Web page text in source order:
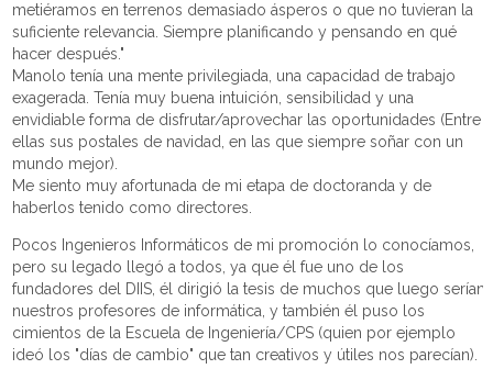
metiéramos en terrenos demasiado ásperos o que no tuvieran la
suficiente relevancia. Siempre planificando y pensando en qué
hacer después."
Manolo tenía una mente privilegiada, una capacidad de trabajo
exagerada. Tenía muy buena intuición, sensibilidad y una
envidiable forma de disfrutar/aprovechar las oportunidades (Entre
ellas sus postales de navidad, en las que siempre soñar con un
mundo mejor).
Me siento muy afortunada de mi etapa de doctoranda y de
haberlos tenido como directores.
Pocos Ingenieros Informáticos de mi promoción lo conocíamos,
pero su legado llegó a todos, ya que él fue uno de los
fundadores del DIIS, él dirigió la tesis de muchos que luego serían
nuestros profesores de informática, y también él puso los
cimientos de la Escuela de Ingeniería/CPS (quien por ejemplo
ideó los "días de cambio" que tan creativos y útiles nos parecían).